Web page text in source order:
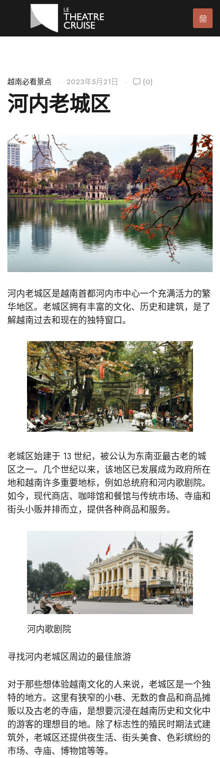
越南必看景点 2023年5月21日 (0)
河内老城区
河内老城区是越南首都河内市中心一个充满活力的繁
华地区。老城区拥有丰富的文化、历史和建筑，是了
解越南过去和现在的独特窗口。
老城区始建于 13 世纪，被公认为东南亚最古老的城
区之一。几个世纪以来，该地区已发展成为政府所在
地和越南许多重要地标，例如总统府和河内歌剧院。
如今，现代商店、咖啡馆和餐馆与传统市场、寺庙和
街头小贩并排而立，提供各种商品和服务。
河内歌剧院
寻找河内老城区周边的最佳旅游
对于那些想体验越南文化的人来说，老城区是一个独
特的地方。这里有狭窄的小巷、无数的食品和商品摊
贩以及古老的寺庙，是想要沉浸在越南历史和文化中
的游客的理想目的地。除了标志性的殖民时期法式建
筑外，老城区还提供夜生活、街头美食、色彩缤纷的
市场、寺庙、博物馆等等。